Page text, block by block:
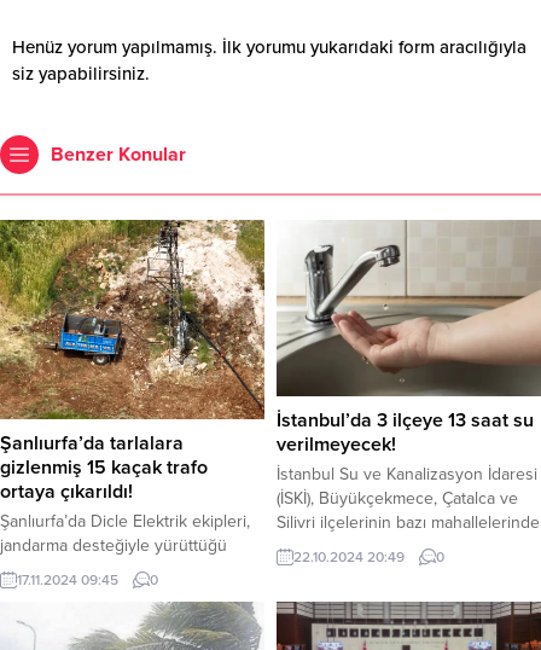
Henüz yorum yapılmamış. İlk yorumu yukarıdaki form aracılığıyla
siz yapabilirsiniz.
Benzer Konular
Şanlıurfa’da tarlalara
gizlenmiş 15 kaçak trafo
ortaya çıkarıldı!
Şanlıurfa’da Dicle Elektrik ekipleri,
jandarma desteğiyle yürüttüğü
operasyonda tarlalara gizlenmiş 15
kaçak trafo tespit etti. 750 hanenin
elektrik ihtiyacını karşılayabilecek
güçteki trafoların, hasat sonrası
17.11.2024 09:45 0
İstanbul’da 3 ilçeye 13 saat su
verilmeyecek!
İstanbul Su ve Kanalizasyon İdaresi
(İSKİ), Büyükçekmece, Çatalca ve
Silivri ilçelerinin bazı mahallelerinde
yarın 13 saatlik su kesintisi
yaşanacağını duyurdu. Kesinti,
Mimarsinan isale hattında yapılacak
çalışma nedeniyle gerçekleşecek.
22.10.2024 20:49 0